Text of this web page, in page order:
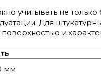
учитывать не
Для
и
мм